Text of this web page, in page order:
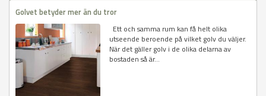
Golvet betyder mer än du tror
Ett och samma rum kan få helt olika
utseende beroende på vilket golv du väljer.
När det gäller golv i de olika delarna av
bostaden så är...